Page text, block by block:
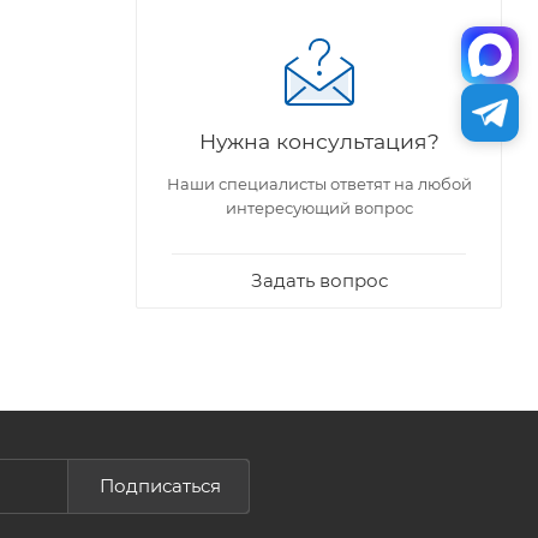
Нужна консультация?
Наши специалисты ответят на любой
интересующий вопрос
Задать вопрос
Подписаться